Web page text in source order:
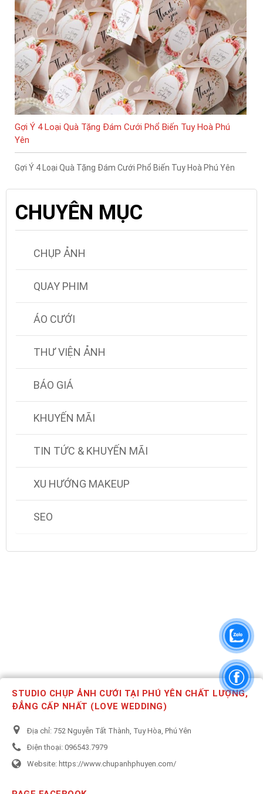
Gợi Ý 4 Loại Quà Tặng Đám Cưới Phổ Biến Tuy Hoà Phú
Yên
Gợi Ý 4 Loại Quà Tặng Đám Cưới Phổ Biến Tuy Hoà Phú Yên
CHUYÊN MỤC
CHỤP ẢNH
QUAY PHIM
ÁO CƯỚI
THƯ VIỆN ẢNH
BÁO GIÁ
KHUYẾN MÃI
TIN TỨC & KHUYẾN MÃI
XU HƯỚNG MAKEUP
SEO
STUDIO CHỤP ẢNH CƯỚI TẠI PHÚ YÊN CHẤT LƯỢNG,
ĐẲNG CẤP NHẤT (LOVE WEDDING)
Địa chỉ: 752 Nguyễn Tất Thành, Tuy Hòa, Phú Yên
Điện thoại: 096543.7979
Website: https://www.chupanhphuyen.com/